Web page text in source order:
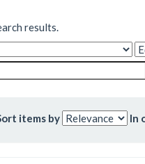
results.
items by In